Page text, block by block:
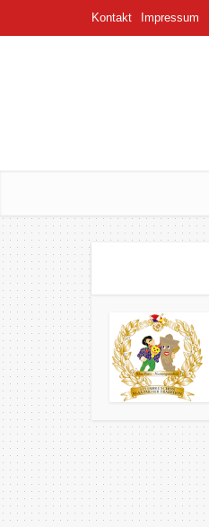
Kontakt Impressum